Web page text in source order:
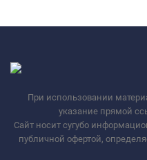
При использовании
указание прямой
Сайт носит сугубо
публичной офертой,